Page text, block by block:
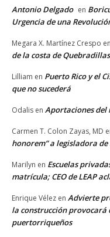
Antonio Delgado en
Urgencia de una
Megara X. Martínez Crespo en
de la costa de Quebradillas
Lilliam en Puerto Rico y el
que no sucederá
Odalis en Aportaciones del
Carmen T. Colon Zayas, MD
honorem” a legisladora
Marilyn en Escuelas
matrícula; CEO de LEAP
Enrique Vélez en Advierte
la construcción provocará
puertorriqueños